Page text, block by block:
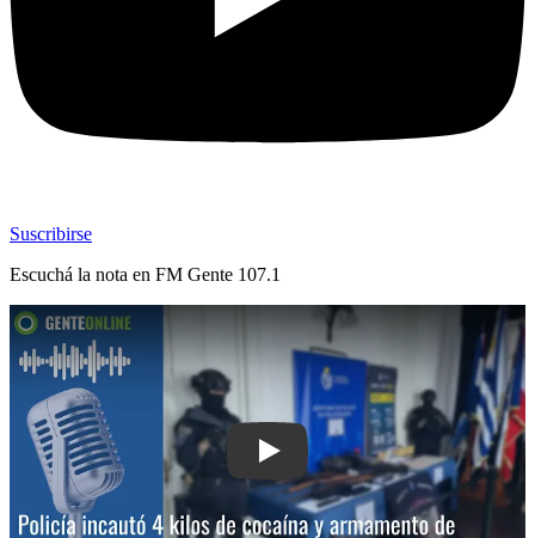
Suscribirse
Escuchá la nota en FM Gente 107.1
Play: Policía incautó 4 kilos de